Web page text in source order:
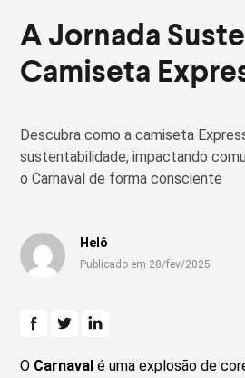
A Jornada
Camiseta
Descubra como a camiseta
sustentabilidade, impactando
o Carnaval de forma consciente
Helô
Publicado em 28/fev/2025
O Carnaval é uma explosão de